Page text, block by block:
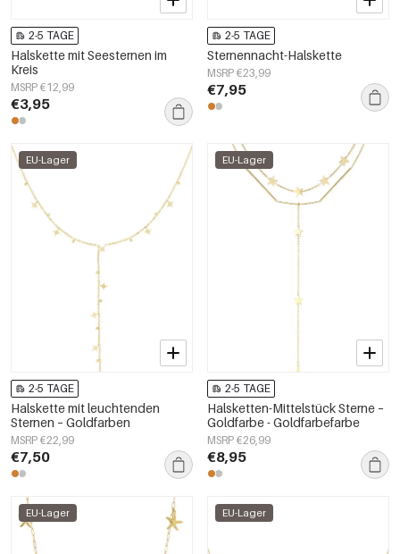
2-5 TAGE
Halskette mit Seesternen im
Kreis
MSRP €12,99
€3,95
2-5 TAGE
Sternennacht-Halskette
MSRP €23,99
€7,95
EU-Lager
2-5 TAGE
Halskette mit leuchtenden
Sternen – Goldfarben
MSRP €22,99
€7,50
EU-Lager
2-5 TAGE
Halsketten-Mittelstück Sterne –
Goldfarbe - Goldfarbefarbe
MSRP €26,99
€8,95
EU-Lager EU-Lager